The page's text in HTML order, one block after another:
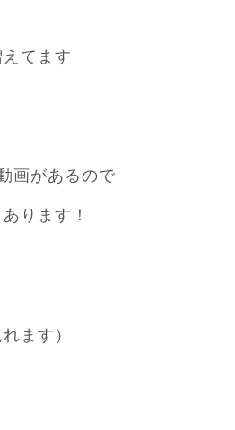
てます
画があるので
ります！
ます）